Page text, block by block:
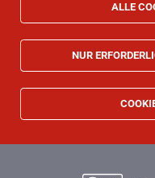
ALLE
NUR